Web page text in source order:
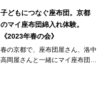
子どもにつなぐ座布団。京都
のマイ座布団綿入れ体験。
《2023年春の会》
春の京都で、座布団屋さん、洛中
高岡屋さんと一緒にマイ座布団づ